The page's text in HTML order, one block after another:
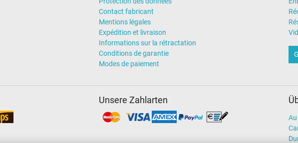
Contact fabricant
Mentions légales
Expédition et livraison
Informations sur la rétractation
Conditions de garantie
Modes de paiement
Unsere Zahlarten